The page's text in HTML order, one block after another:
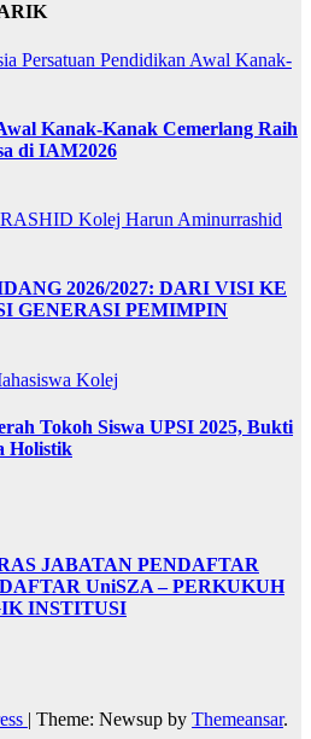
Persatuan Pendidikan Awal Kanak-
Kanak-Kanak Cemerlang Raih
di IAM2026
Kolej Harun Aminurrashid
2026/2027: DARI VISI KE
GENERASI PEMIMPIN
Kolej
Tokoh Siswa UPSI 2025, Bukti
Holistik
JABATAN PENDAFTAR
UniSZA – PERKUKUH
INSTITUSI
| Theme: Newsup by Themeansar.